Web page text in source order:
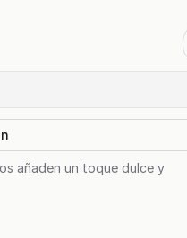
añaden un toque dulce y